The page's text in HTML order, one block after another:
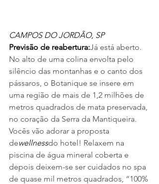
CAMPOS DO JORDÃO, SP
Previsão de reabertura:Já está aberto.
No alto de uma colina envolta pelo
silêncio das montanhas e o canto dos
pássaros, o Botanique se insere em
uma região de mais de 1,2 milhões de
metros quadrados de mata preservada,
no coração da Serra da Mantiqueira.
Vocês vão adorar a proposta
dewellnessdo hotel! Relaxem na
piscina de água mineral coberta e
depois deixem-se ser cuidados no spa
de quase mil metros quadrados, “100%